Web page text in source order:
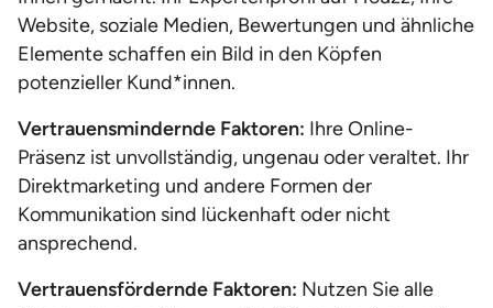
Website, soziale Medien, Bewertungen und ähnliche
Elemente schaffen ein Bild in den Köpfen
potenzieller Kund*innen.
Vertrauensmindernde Faktoren: Ihre Online-
Präsenz ist unvollständig, ungenau oder veraltet. Ihr
Direktmarketing und andere Formen der
Kommunikation sind lückenhaft oder nicht
ansprechend.
Vertrauensfördernde Faktoren: Nutzen Sie alle